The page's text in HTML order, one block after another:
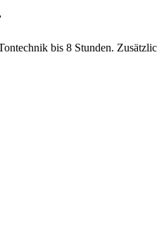
bis 8 Stunden.